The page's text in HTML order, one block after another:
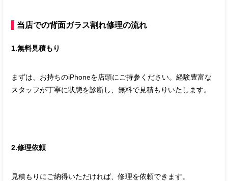
当店での背面ガラス割れ修理の流れ
1.無料見積もり
まずは、お持ちのiPhoneを店頭にご持参ください。経験豊富な
スタッフが丁寧に状態を診断し、無料で見積もりいたします。
2.修理依頼
見積もりにご納得いただければ、修理を依頼できます。